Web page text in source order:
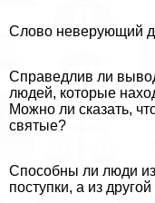
Слово неверующий
Справедлив ли
людей, которые
Можно ли сказать,
святые?
Способны ли люди
поступки, а из